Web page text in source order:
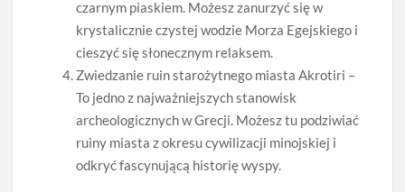
czarnym piaskiem. Możesz zanurzyć się w
krystalicznie czystej wodzie Morza Egejskiego i
cieszyć się słonecznym relaksem.
Zwiedzanie ruin starożytnego miasta Akrotiri –
To jedno z najważniejszych stanowisk
archeologicznych w Grecji. Możesz tu podziwiać
ruiny miasta z okresu cywilizacji minojskiej i
odkryć fascynującą historię wyspy.